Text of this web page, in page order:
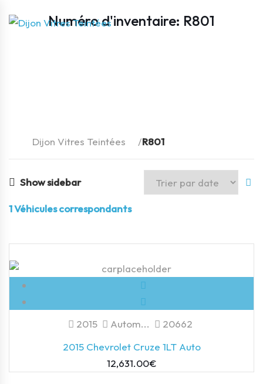
Numéro d'inventaire: R801
Dijon Vitres Teintées R801
Show sidebar
1Véhicules correspondants
2015 Autom...
20662
2015 Chevrolet Cruze 1LT Auto
12,631.00€